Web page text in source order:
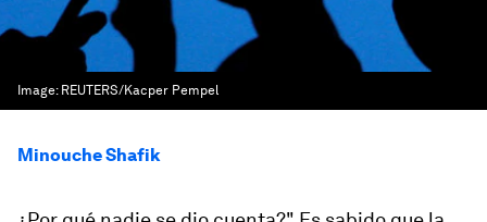
Image: REUTERS/Kacper Pempel
Minouche Shafik